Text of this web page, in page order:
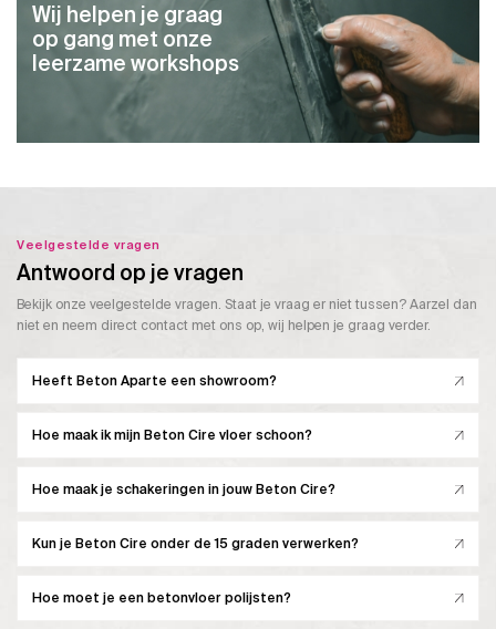
Wij helpen je graag
op gang met onze
leerzame workshops
Veelgestelde vragen
Antwoord op je vragen
Bekijk onze veelgestelde vragen. Staat je vraag er niet tussen? Aarzel dan
niet en neem direct contact met ons op, wij helpen je graag verder.
Heeft Beton Aparte een showroom?
Hoe maak ik mijn Beton Cire vloer schoon?
Hoe maak je schakeringen in jouw Beton Cire?
Kun je Beton Cire onder de 15 graden verwerken?
Hoe moet je een betonvloer polijsten?